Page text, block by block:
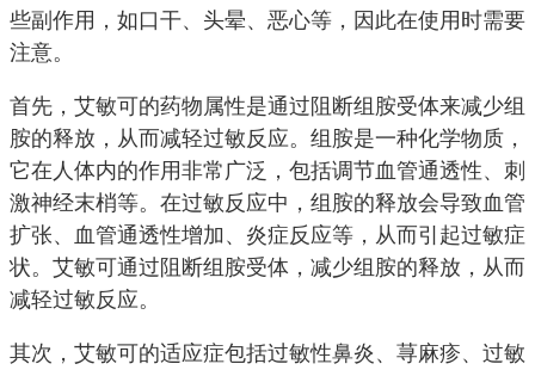
些副作用，如口干、头晕、恶心等，因此在使用时需要
注意。
首先，艾敏可的药物属性是通过阻断组胺受体来减少组
胺的释放，从而减轻过敏反应。组胺是一种化学物质，
它在人体内的作用非常广泛，包括调节血管通透性、刺
激神经末梢等。在过敏反应中，组胺的释放会导致血管
扩张、血管通透性增加、炎症反应等，从而引起过敏症
状。艾敏可通过阻断组胺受体，减少组胺的释放，从而
减轻过敏反应。
其次，艾敏可的适应症包括过敏性鼻炎、荨麻疹、过敏